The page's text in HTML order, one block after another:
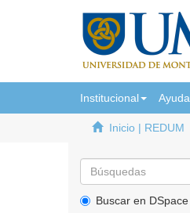
Institucional Ayuda
Inicio | REDUM
Buscar en DSpace